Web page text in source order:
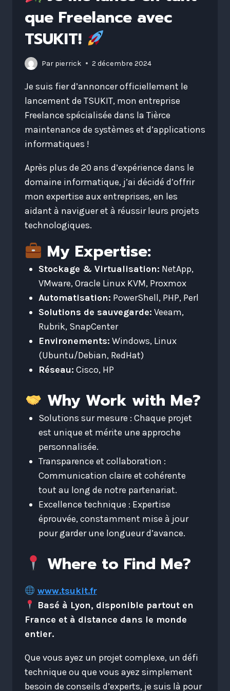
que Freelance avec
TSUKIT!
Par pierrick 2 décembre 2024
Je suis fier d’annoncer officiellement le
lancement de TSUKIT, mon entreprise
Freelance spécialisée dans la Tièrce
maintenance de systèmes et d’applications
informatiques !
Après plus de 20 ans d’expérience dans le
domaine informatique, j’ai décidé d’offrir
mon expertise aux entreprises, en les
aidant à naviguer et à réussir leurs projets
technologiques.
My Expertise:
Stockage & Virtualisation: NetApp,
VMware, Oracle Linux KVM, Proxmox
Automatisation: PowerShell, PHP, Perl
Solutions de sauvegarde: Veeam,
Rubrik, SnapCenter
Environements: Windows, Linux
(Ubuntu/Debian, RedHat)
Réseau: Cisco, HP
Why Work with Me?
Solutions sur mesure : Chaque projet
est unique et mérite une approche
personnalisée.
Transparence et collaboration :
Communication claire et cohérente
tout au long de notre partenariat.
Excellence technique : Expertise
éprouvée, constamment mise à jour
pour garder une longueur d’avance.
Where to Find Me?
www.tsukit.fr
Basé à Lyon, disponible partout en
France et à distance dans le monde
entier.
Que vous ayez un projet complexe, un défi
technique ou que vous ayez simplement
besoin de conseils d’experts, je suis là pour